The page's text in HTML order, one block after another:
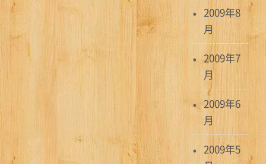
2009年8
月
2009年7
月
2009年6
月
2009年5